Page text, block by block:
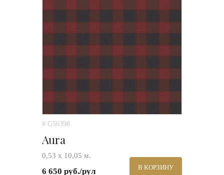
# G56398
Aura
0,53 х 10,05 м.
6 650 руб./рул В КОРЗИНУ